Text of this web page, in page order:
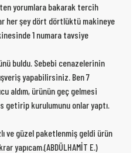
yorumlara bakarak tercih
her şey dört dörtlüktü makineye
1 numara tavsiye
buldu. Sebebi cenazelerinin
yapabilirsiniz. Ben 7
aldım, ürünün geç gelmesi
getirip kurulumunu onlar yaptı.
ve güzel paketlenmiş geldi ürün
yapıcam.(ABDÜLHAMİT E.)